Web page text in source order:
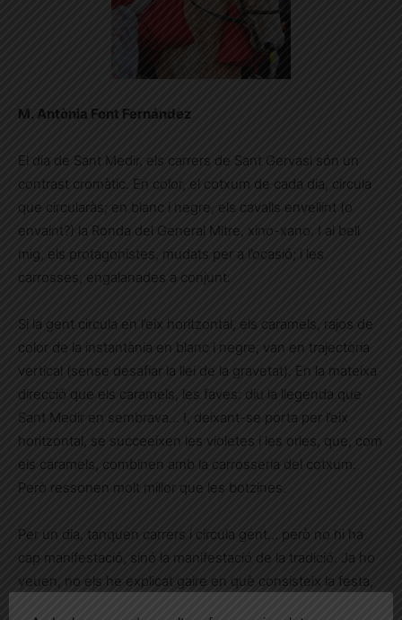
M. Antònia Font Fernández
El dia de Sant Medir, els carrers de Sant Gervasi són un
contrast cromàtic. En color, el cotxum de cada dia, circula
que circularàs; en blanc i negre, els cavalls envellint (o
envaint?) la Ronda del General Mitre, xino-xano. I al bell
mig, els protagonistes, mudats per a l’ocasió; i les
carrosses, engalanades a conjunt.
Si la gent circula en l’eix horitzontal, els caramels, rajos de
color de la instantània en blanc i negre, van en trajectòria
vertical (sense desafiar la llei de la gravetat). En la mateixa
direcció que els caramels, les faves: diu la llegenda que
Sant Medir en sembrava… I, deixant-se porta per l’eix
horitzontal, se succeeixen les violetes i les orles, que, com
els caramels, combinen amb la carrosseria del cotxum.
Però ressonen molt millor que les botzines.
Per un dia, tanquen carrers i circula gent… però no hi ha
cap manifestació, sinó la manifestació de la tradició. Ja ho
veuen, no els he explicat gaire en què consisteix la festa,